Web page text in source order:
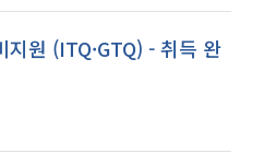
원 (ITQ·GTQ) - 취득 완